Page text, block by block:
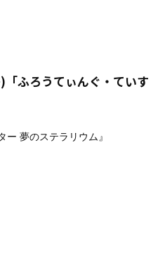
ふろうてぃんぐ・ていす
ー 夢のステラリウム』